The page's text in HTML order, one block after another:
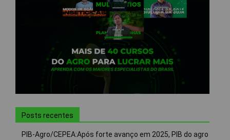
Posts recentes
PIB-Agro/CEPEA:Após forte avanço em 2025, PIB do agro